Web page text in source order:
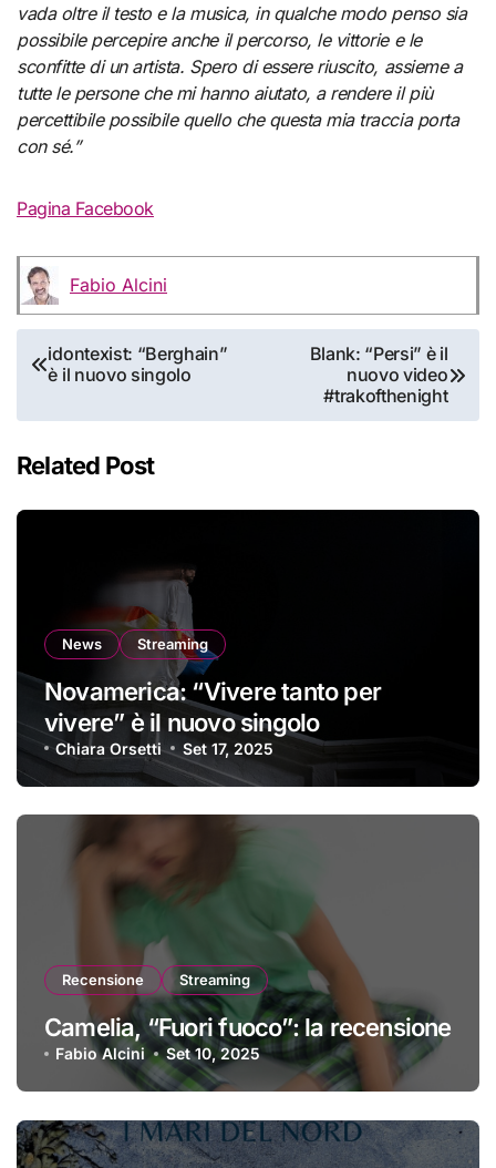
vada oltre il testo e la musica, in qualche modo penso sia
possibile percepire anche il percorso, le vittorie e le
sconfitte di un artista. Spero di essere riuscito, assieme a
tutte le persone che mi hanno aiutato, a rendere il più
percettibile possibile quello che questa mia traccia porta
con sé.”
Pagina Facebook
Fabio Alcini
Navigazione
articoli
idontexist: “Berghain”
è il nuovo singolo
Blank: “Persi” è il
nuovo video
#trakofthenight
Related Post
News Streaming
Novamerica: “Vivere tanto per
vivere” è il nuovo singolo
Chiara Orsetti Set 17, 2025
Recensione Streaming
Camelia, “Fuori fuoco”: la recensione
Fabio Alcini Set 10, 2025